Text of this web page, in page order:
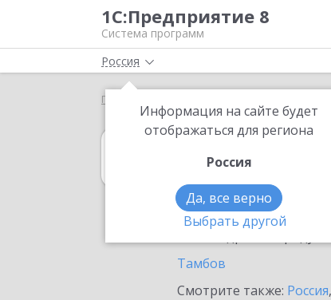
1С:Предприятие 8
Система программ
Россия
Информация на сайте будет
отображаться для региона
Россия
Да, все верно
Выбрать другой
Главная
1С:Свод
в
Ознакомьтесь с
Тамбов
Смотрите также: Россия,